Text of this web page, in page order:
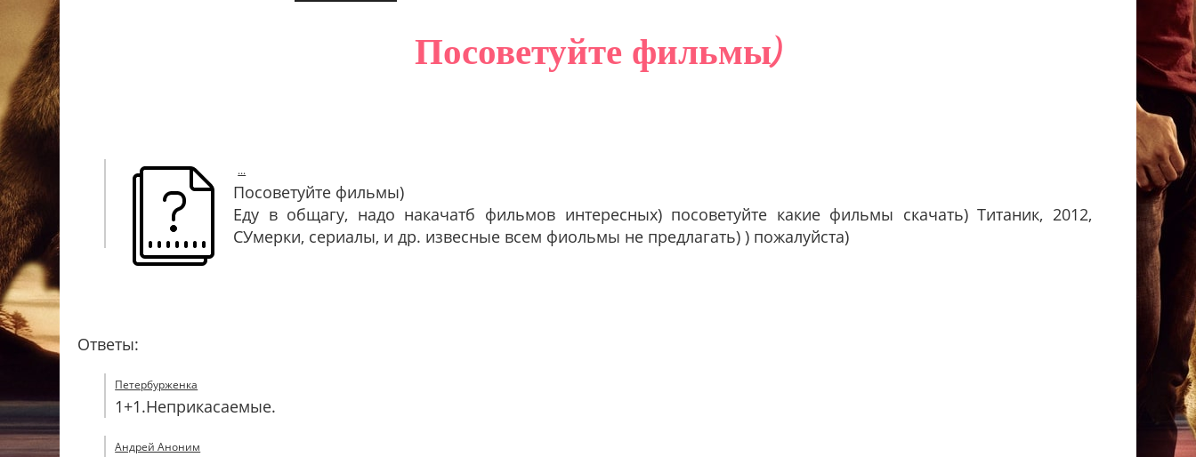
Посоветуйте фильмы)
...
Посоветуйте фильмы)
Еду в общагу, надо накачатб фильмов интересных) посоветуйте какие фильмы скачать) Титаник, 2012,
СУмерки, сериалы, и др. извесные всем фиольмы не предлагать) ) пожалуйста)
Ответы:
Петербурженка
1+1.Неприкасаемые.
Андрей Аноним